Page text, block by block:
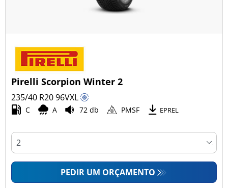
Pirelli Scorpion Winter 2
235/40 R2096VXL
C A 72 db PMSF EPREL
PEDIR UM ORÇAMENTO